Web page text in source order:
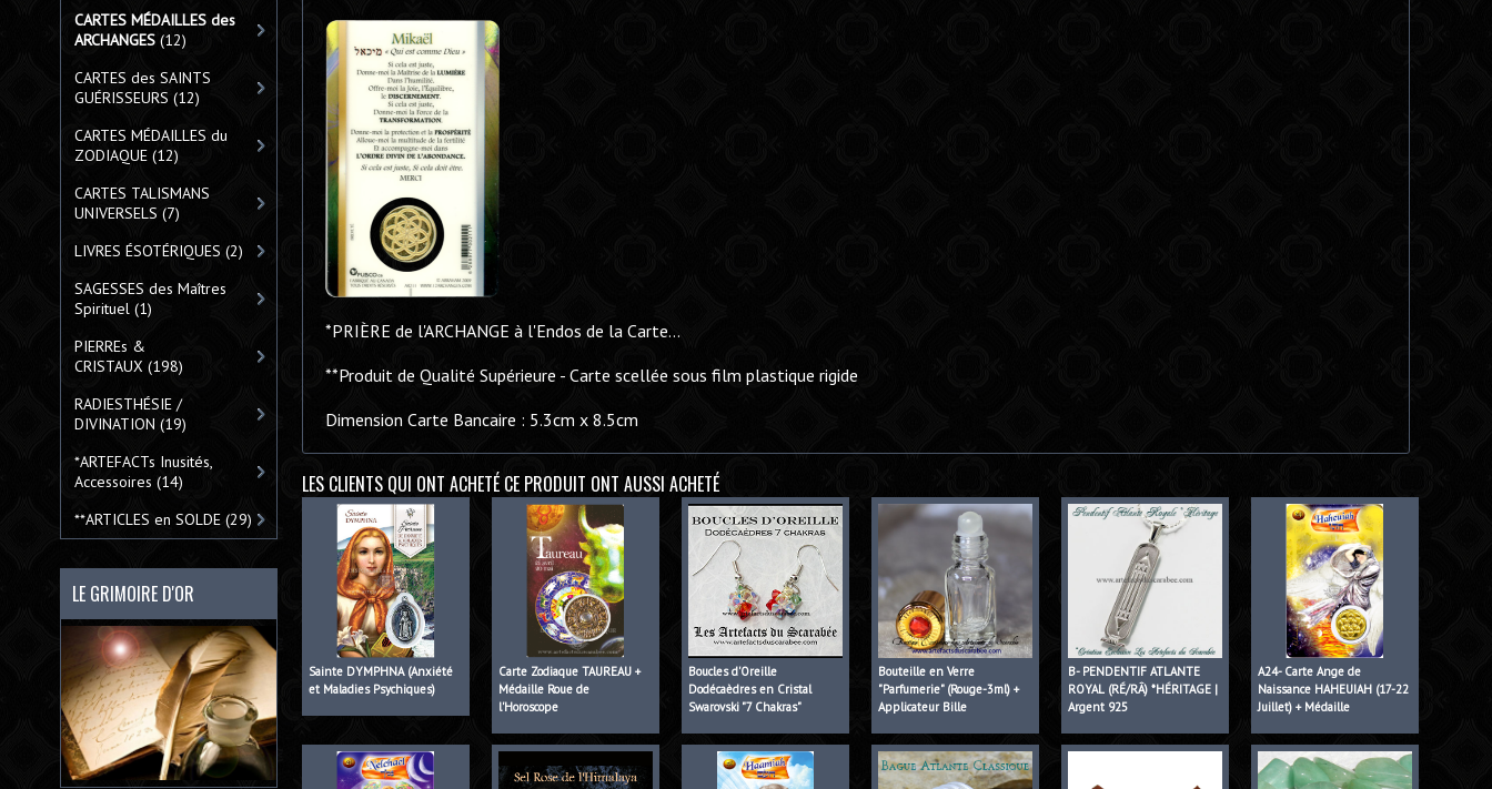
*PRIÈRE de l'ARCHANGE à l'Endos de la Carte...
**Produit de Qualité Supérieure - Carte scellée sous film plastique rigide
Dimension Carte Bancaire : 5.3cm x 8.5cm
LES CLIENTS QUI ONT ACHETÉ CE PRODUIT ONT AUSSI ACHETÉ
Sainte DYMPHNA (Anxiété
et Maladies Psychiques)
Carte Zodiaque TAUREAU +
Médaille Roue de
l'Horoscope
Boucles d'Oreille
Dodécaèdres en Cristal
Swarovski "7 Chakras"
Bouteille en Verre
"Parfumerie" (Rouge-3ml) +
Applicateur Bille
B- PENDENTIF ATLANTE
ROYAL (RÉ/RÂ) *HÉRITAGE |
Argent 925
A24- Carte Ange de
Naissance HAHEUIAH (17-22
Juillet) + Médaille
CARTES MÉDAILLES des
ARCHANGES(12)
CARTES des SAINTS
GUÉRISSEURS (12)
CARTES MÉDAILLES du
ZODIAQUE(12)
CARTES TALISMANS
UNIVERSELS (7)
LIVRES ÉSOTÉRIQUES (2)
SAGESSES des Maîtres
Spirituel(1)
PIERREs &
CRISTAUX (198)
RADIESTHÉSIE /
DIVINATION (19)
*ARTEFACTs Inusités,
Accessoires (14)
**ARTICLES en SOLDE(29)
LE GRIMOIRE D'OR